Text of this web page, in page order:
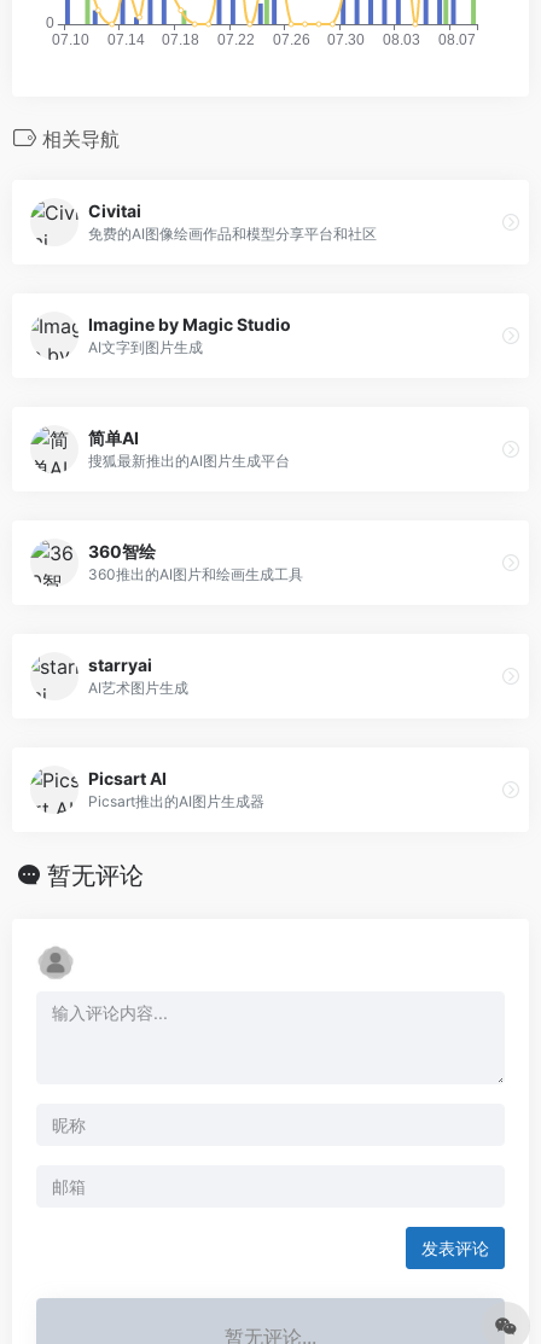
相关导航
Civitai
免费的AI图像绘画作品和模型分享平台和社区
Imagine by Magic Studio
AI文字到图片生成
简单AI
搜狐最新推出的AI图片生成平台
360智绘
360推出的AI图片和绘画生成工具
starryai
AI艺术图片生成
Picsart AI
Picsart推出的AI图片生成器
暂无评论
发表评论
暂无评论...